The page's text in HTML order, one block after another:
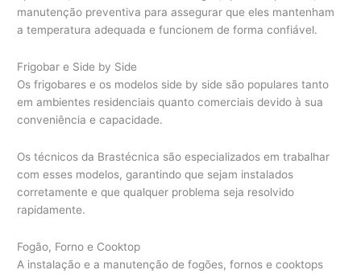
manutenção preventiva para assegurar que eles mantenham
a temperatura adequada e funcionem de forma confiável.
Frigobar e Side by Side
Os frigobares e os modelos side by side são populares tanto
em ambientes residenciais quanto comerciais devido à sua
conveniência e capacidade.
Os técnicos da Brastécnica são especializados em trabalhar
com esses modelos, garantindo que sejam instalados
corretamente e que qualquer problema seja resolvido
rapidamente.
Fogão, Forno e Cooktop
A instalação e a manutenção de fogões, fornos e cooktops